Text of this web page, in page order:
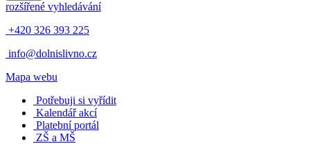
rozšířené vyhledávání
+420 326 393 225
info@dolnislivno.cz
Mapa webu
Potřebuji si vyřídit
Kalendář akcí
Platební portál
ZŠ a MŠ